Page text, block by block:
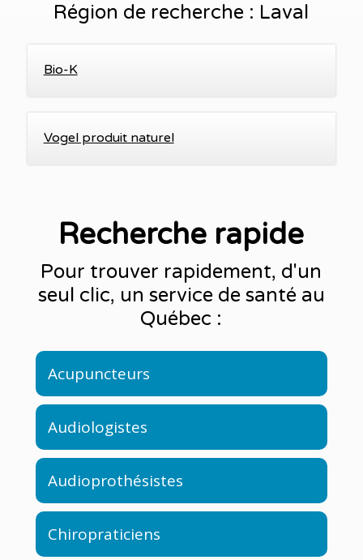
Région de recherche : Laval
Bio-K
Vogel produit naturel
Recherche rapide
Pour trouver rapidement, d'un
seul clic, un service de santé au
Québec :
Acupuncteurs
Audiologistes
Audioprothésistes
Chiropraticiens